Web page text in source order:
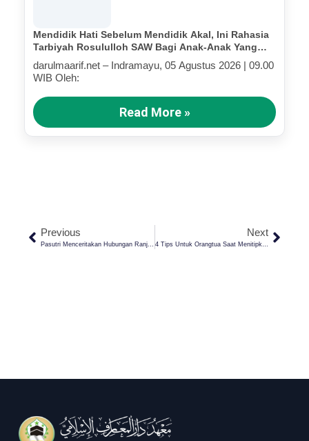
Mendidik Hati Sebelum Mendidik Akal, Ini Rahasia
Tarbiyah Rosululloh SAW Bagi Anak-Anak Yang
Terluka (Bagian III)
darulmaarif.net – Indramayu, 05 Agustus 2026 | 09.00
WIB Oleh:
Read More »
Previous
Pasutri Menceritakan Hubungan Ranjang Kepada Orang Lain? Ini Hukumnya!
Next
4 Tips Untuk Orangtua Saat Menitipkan Anak Ke Pondok Pesantren